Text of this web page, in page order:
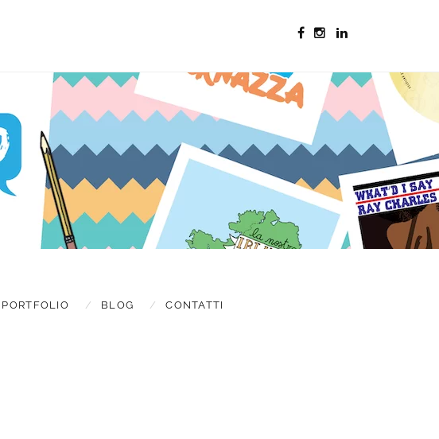
Latest news & updates
PORTFOLIO BLOG CONTATTI